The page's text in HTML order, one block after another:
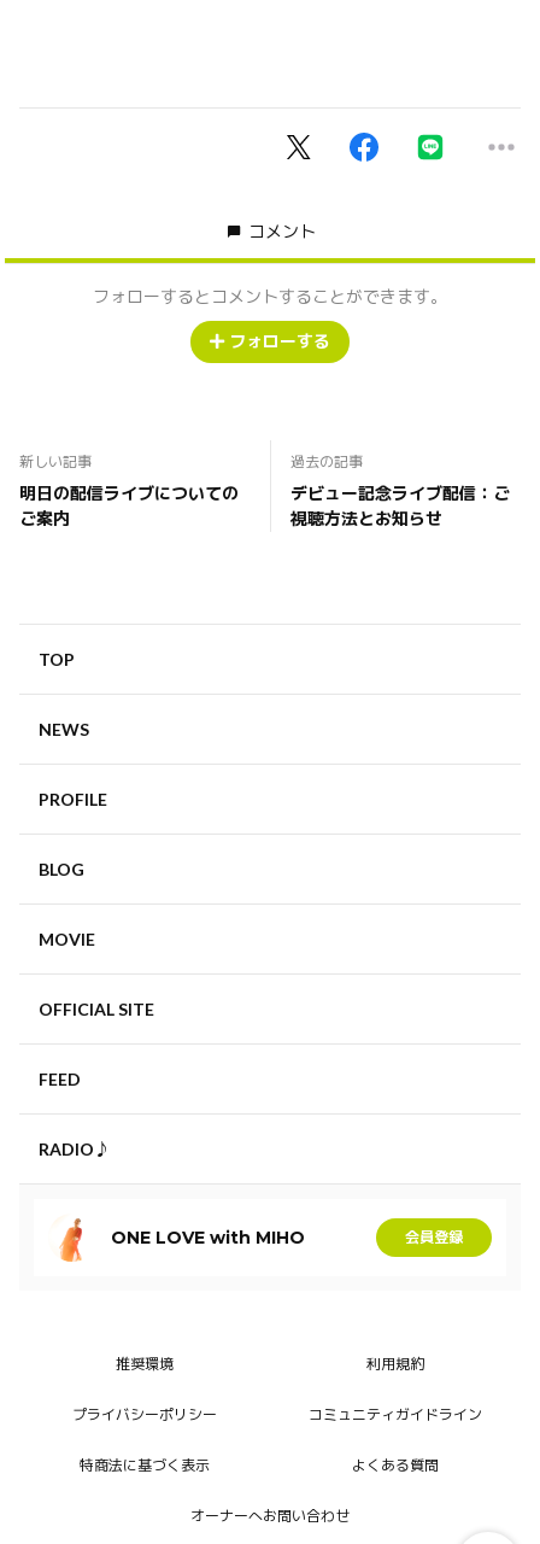
コメント
フォローするとコメントすることができます。
フォローする
新しい記事
明日の配信ライブについての
ご案内
過去の記事
デビュー記念ライブ配信：ご
視聴方法とお知らせ
TOP
NEWS
PROFILE
BLOG
MOVIE
OFFICIAL SITE
FEED
RADIO♪
ONE LOVE with MIHO 会員登録
推奨環境 利用規約
プライバシーポリシー コミュニティガイドライン
特商法に基づく表示 よくある質問
オーナーへお問い合わせ